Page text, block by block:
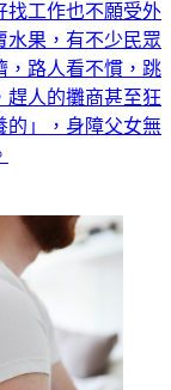
找工作也不願受外
水果，有不少民眾
，路人看不慣，跳
趕人的攤商甚至狂
的」，身障父女無